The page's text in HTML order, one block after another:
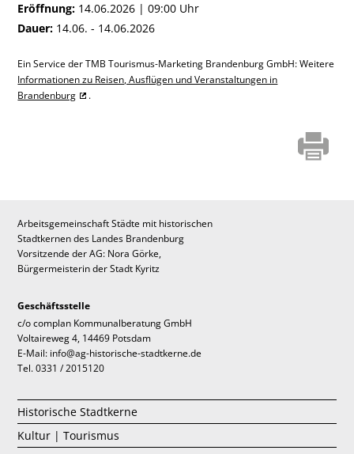
Eröffnung: 14.06.2026 | 09:00 Uhr
Dauer: 14.06. - 14.06.2026
Ein Service der TMB Tourismus-Marketing Brandenburg GmbH: Weitere
Informationen zu Reisen, Ausflügen und Veranstaltungen in
Brandenburg
.
Arbeitsgemeinschaft Städte mit historischen
Stadtkernen des Landes Brandenburg
Vorsitzende der AG: Nora Görke,
Bürgermeisterin der Stadt Kyritz
Geschäftsstelle
c/o complan Kommunalberatung GmbH
Voltaireweg 4, 14469 Potsdam
E-Mail: info@ag-historische-stadtkerne.de
Tel. 0331 / 2015120
Historische Stadtkerne
Kultur | Tourismus